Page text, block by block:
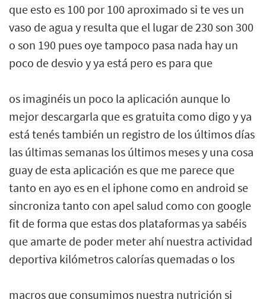
que esto es 100 por 100 aproximado si te ves un
vaso de agua y resulta que el lugar de 230 son 300
o son 190 pues oye tampoco pasa nada hay un
poco de desvio y ya está pero es para que
os imaginéis un poco la aplicación aunque lo
mejor descargarla que es gratuita como digo y ya
está tenés también un registro de los últimos días
las últimas semanas los últimos meses y una cosa
guay de esta aplicación es que me parece que
tanto en ayo es en el iphone como en android se
sincroniza tanto con apel salud como con google
fit de forma que estas dos plataformas ya sabéis
que amarte de poder meter ahí nuestra actividad
deportiva kilómetros calorías quemadas o los
macros que consumimos nuestra nutrición si